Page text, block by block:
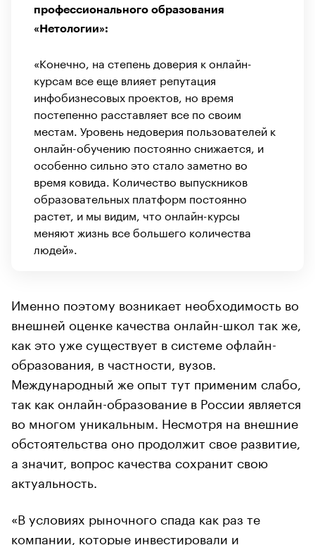
профессионального образования
«Нетологии»:
«Конечно, на степень доверия к онлайн-
курсам все еще влияет репутация
инфобизнесовых проектов, но время
постепенно расставляет все по своим
местам. Уровень недоверия пользователей к
онлайн-обучению постоянно снижается, и
особенно сильно это стало заметно во
время ковида. Количество выпускников
образовательных платформ постоянно
растет, и мы видим, что онлайн-курсы
меняют жизнь все большего количества
людей».
Именно поэтому возникает необходимость во
внешней оценке качества онлайн-школ так же,
как это уже существует в системе офлайн-
образования, в частности, вузов.
Международный же опыт тут применим слабо,
так как онлайн-образование в России является
во многом уникальным. Несмотря на внешние
обстоятельства оно продолжит свое развитие,
а значит, вопрос качества сохранит свою
актуальность.
«В условиях рыночного спада как раз те
компании, которые инвестировали и